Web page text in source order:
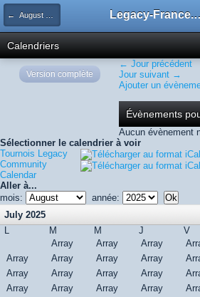
← August 2025 Legacy-
Calendriers
← Jour précédent
Jour suivant →
Ajouter un
Évènements
Aucun évènement
Sélectionner le calendrier à voir
Tournois Legacy
Community
Calendar
Aller à...
mois:
année:
July 2025
L
M M J V
Array
Array Array
Array
Array Array Array
Array
Array Array Array
Array
Array Array Array
Version complète